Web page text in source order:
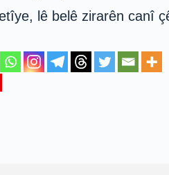
lê belê zirarên canî